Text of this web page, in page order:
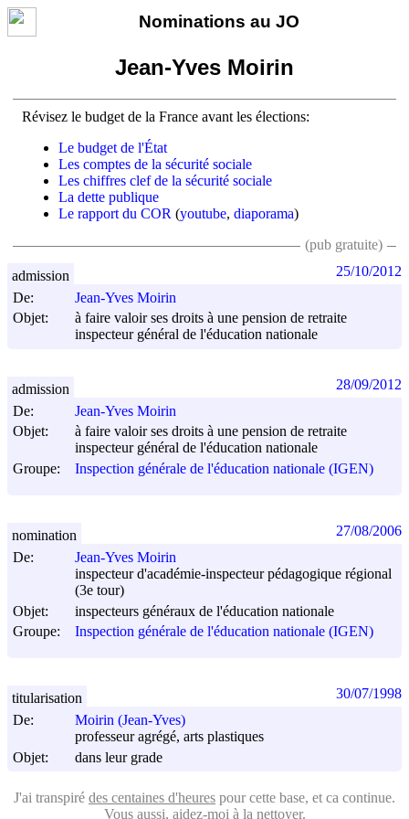
Nominations au JO
Jean-Yves Moirin
Révisez le budget de la France avant les élections:
Le budget de l'État
Les comptes de la sécurité sociale
Les chiffres clef de la sécurité sociale
La dette publique
Le rapport du COR (youtube, diaporama)
(pub gratuite)
De:
Jean-Yves Moirin
Objet:
à faire valoir ses droits à une pension de retraite
inspecteur général de l'éducation nationale
admission 25/10/2012
De:
Jean-Yves Moirin
Objet:
à faire valoir ses droits à une pension de retraite
inspecteur général de l'éducation nationale
Groupe:
Inspection générale de l'éducation nationale (IGEN)
admission 28/09/2012
De:
Jean-Yves Moirin
inspecteur d'académie-inspecteur pédagogique régional
(3e tour)
Objet:
inspecteurs généraux de l'éducation nationale
Groupe:
Inspection générale de l'éducation nationale (IGEN)
nomination 27/08/2006
De:
Moirin (Jean-Yves)
professeur agrégé, arts plastiques
Objet:
dans leur grade
titularisation 30/07/1998
J'ai transpiré des centaines d'heures pour cette base, et ca continue.
Vous aussi, aidez-moi à la nettoyer.